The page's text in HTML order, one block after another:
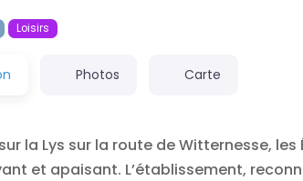
Loisirs
Photos Carte
la Lys sur la route de Witternesse,
et apaisant. L’établissement,